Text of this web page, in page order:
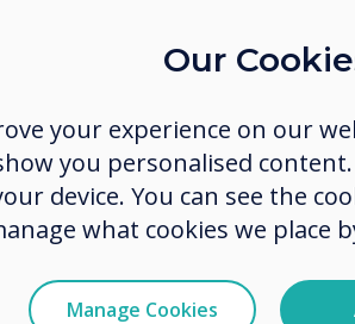
piacán. Győződjön meg arról,
rendelkezik a megfelelő típusú
nagyobb szemináriumokhoz
személyes találkozókhoz
Gyakran az Y vagy Z
Our
your experience on our
you personalised content.
device. You can see the
what cookies we place
Manage Cookies